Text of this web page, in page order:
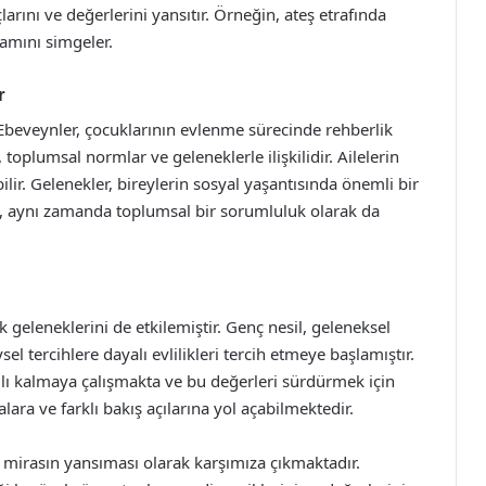
ve değerlerini yansıtır. Örneğin, ateş etrafında
simgeler.
çocuklarının evlenme sürecinde rehberlik
toplumsal normlar ve geleneklerle ilişkilidir. Ailelerin
Gelenekler, bireylerin sosyal yaşantısında önemli bir
zamanda toplumsal bir sorumluluk olarak da
geleneklerini de etkilemiştir. Genç nesil, geleneksel
tercihlere dayalı evlilikleri tercih etmeye başlamıştır.
kalmaya çalışmakta ve bu değerleri sürdürmek için
ve farklı bakış açılarına yol açabilmektedir.
yansıması olarak karşımıza çıkmaktadır.